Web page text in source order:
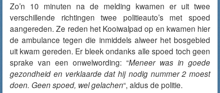
Zo’n 10 minuten na de melding kwamen er uit twee
verschillende richtingen twee politieauto’s met spoed
aangereden. Ze reden het Kooiwalpad op en kwamen hier
de ambulance tegen die inmiddels alweer het bosgebied
uit kwam gereden. Er bleek ondanks alle spoed toch geen
sprake van een onwelwording: “Meneer was in goede
gezondheid en verklaarde dat hij nodig nummer 2 moest
doen. Geen spoed, wel gelachen“, aldus de politie.